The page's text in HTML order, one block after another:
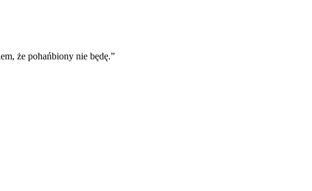
że pohańbiony nie będę.”